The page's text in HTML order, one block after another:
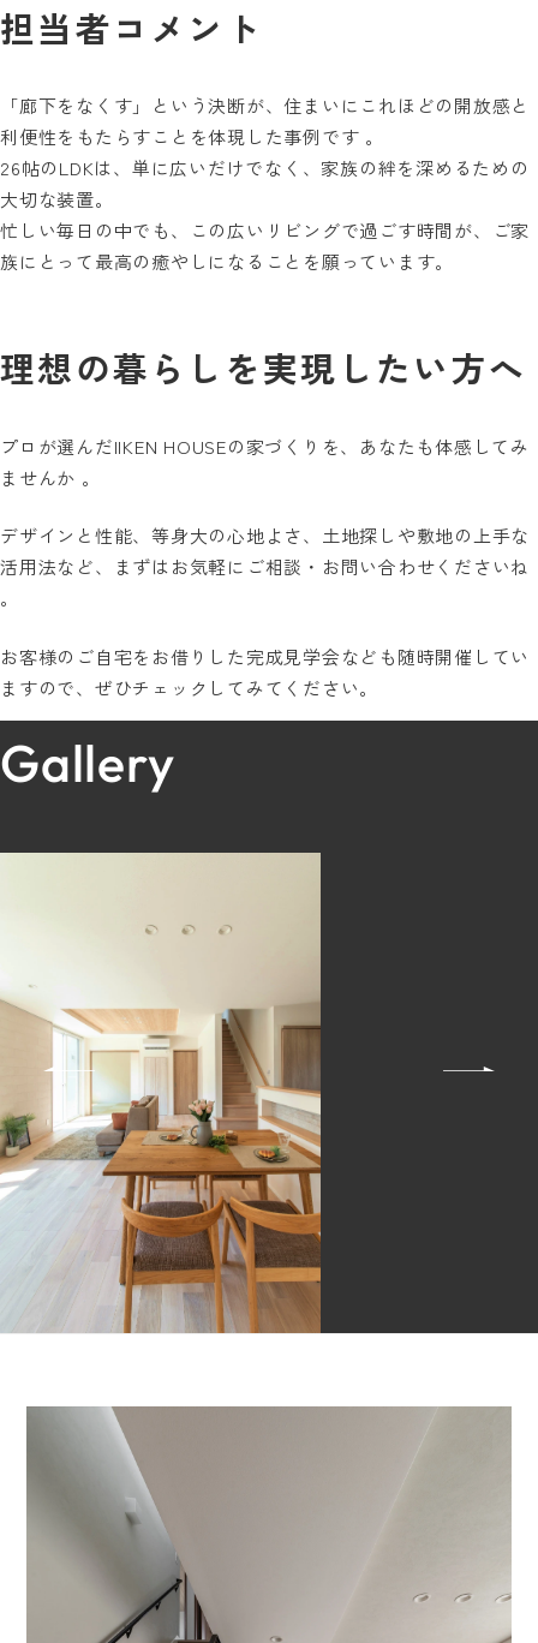
担当者コメント
「廊下をなくす」という決断が、住まいにこれほどの開放感と
利便性をもたらすことを体現した事例です 。
26帖のLDKは、単に広いだけでなく、家族の絆を深めるための
大切な装置。
忙しい毎日の中でも、この広いリビングで過ごす時間が、ご家
族にとって最高の癒やしになることを願っています。
理想の暮らしを実現したい方へ
プロが選んだIIKEN HOUSEの家づくりを、あなたも体感してみ
ませんか 。
デザインと性能、等身大の心地よさ、土地探しや敷地の上手な
活用法など、まずはお気軽にご相談・お問い合わせくださいね
。
お客様のご自宅をお借りした完成見学会なども随時開催してい
ますので、ぜひチェックしてみてください。
Gallery